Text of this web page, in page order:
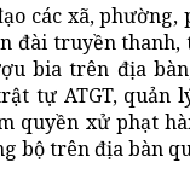
các xã,
đài truyền
bia trên địa
tự ATGT, quản
quyền xử phạt
bộ trên địa bàn